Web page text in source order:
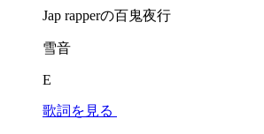
Jap rapperの百鬼夜行
雪音
E
歌詞を見る